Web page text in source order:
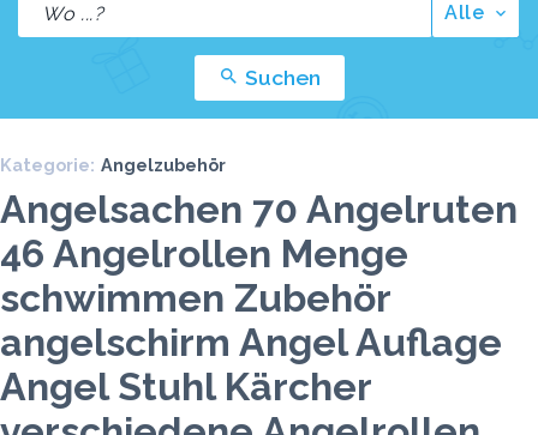
Alle
Suchen
Kategorie: Angelzubehör
Angelsachen 70 Angelruten
46 Angelrollen Menge
schwimmen Zubehör
angelschirm Angel Auflage
Angel Stuhl Kärcher